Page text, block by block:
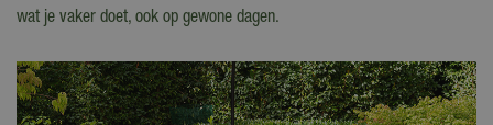
wat je vaker doet, ook op gewone dagen.